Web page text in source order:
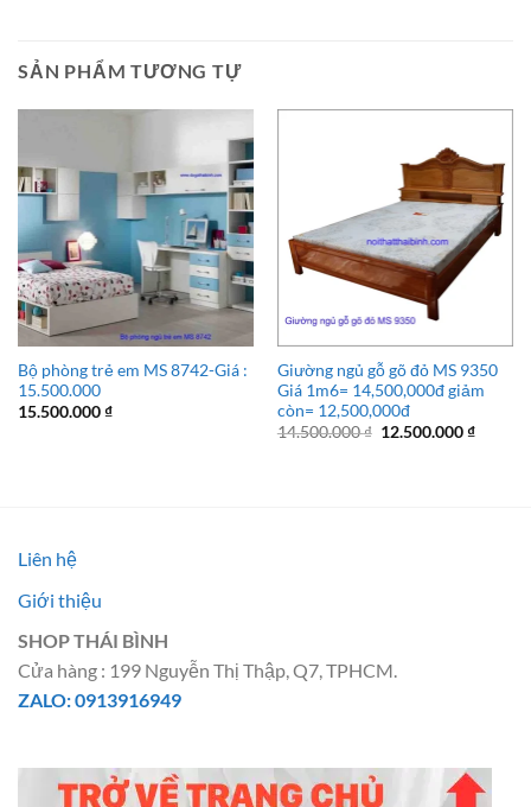
SẢN PHẨM TƯƠNG TỰ
Bộ phòng trẻ em MS 8742-Giá :
15.500.000
15.500.000₫
Giường ngủ gỗ gõ đỏ MS 9350
Giá 1m6= 14,500,000đ giảm
còn= 12,500,000đ
14.500.000₫ Giá
12.500.000₫Giá
Liên hệ
Giới thiệu
SHOP THÁI BÌNH
Cửa hàng : 199 Nguyễn Thị Thập, Q7, TPHCM.
ZALO: 0913916949